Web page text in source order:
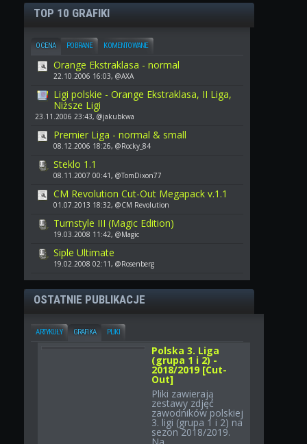
TOP 10 GRAFIKI
OCENA POBRANE KOMENTOWANE
Orange Ekstraklasa - normal
22.10.2006 16:03, @AXA
Ligi polskie - Orange Ekstraklasa, II Liga,
Niższe Ligi
23.11.2006 23:43, @jakubkwa
Premier Liga - normal & small
08.12.2006 18:26, @Rocky_84
Steklo 1.1
08.11.2007 00:41, @TomDixon77
CM Revolution Cut-Out Megapack v.1.1
01.07.2013 18:32, @CM Revolution
Turnstyle III (Magic Edition)
19.03.2008 11:42, @Magic
Siple Ultimate
19.02.2008 02:11, @Rosenberg
OSTATNIE PUBLIKACJE
ARTYKUŁY GRAFIKA PLIKI
Polska 3. Liga
(grupa 1 i 2) -
2018/2019 [Cut-
Out]
Pliki zawierają
zestawy zdjęć
zawodników polskiej
3. ligi (grupa 1 i 2) na
sezon 2018/2019.